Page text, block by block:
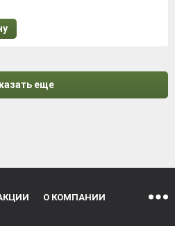
еще
О КОМПАНИИ